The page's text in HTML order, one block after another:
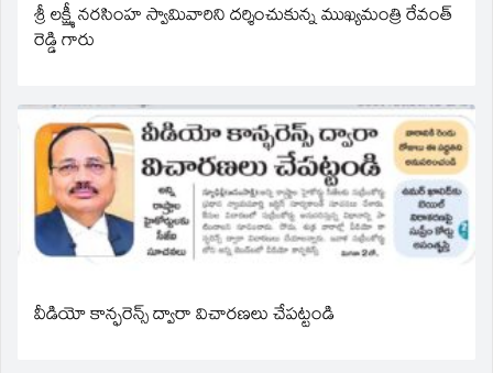
శ్రీ లక్ష్మీ నరసింహ స్వామివారిని దర్శించుకున్న ముఖ్యమంత్రి రేవంత్
రెడ్డి గారు
వీడియో కాన్ఫరెన్స్ ద్వారా విచారణలు చేపట్టండి